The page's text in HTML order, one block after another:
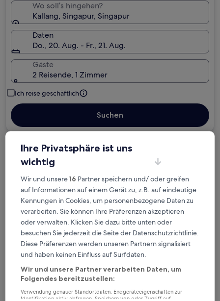
Wo soll’s hingehen?
Kallang, Singapur, Singapur
Daten
Do., 20. Aug. - Fr., 21. Aug.
Gäste
2 Reisende, 1 Zimmer
Ich reise geschäftlich
Suchen
Kostenlose Stornierung bei
Planänderungen
Verdiene Prämien für jede
wahrgenommene Übernachtung
Mehr sparen mit Preisen für Mitglieder
Überprüfe die Preise für diese Daten
6. Aug. - 7. Aug.
7. Aug. - 8. Aug.
Ihre Privatsphäre ist uns
wichtig
Wir und unsere16 Partner speichern und/ oder greifen
auf Informationen auf einem Gerät zu, z.B. auf eindeutige
Kennungen in Cookies, um personenbezogene Daten zu
verarbeiten. Sie können Ihre Präferenzen akzeptieren
oder verwalten. Klicken Sie dazu bitte unten oder
besuchen Sie jederzeit die Seite der Datenschutzrichtlinie.
Diese Präferenzen werden unseren Partnern signalisiert
und haben keinen Einfluss auf Surfdaten.
Wir und unsere Partner verarbeiten Daten, um
Folgendes bereitzustellen:
Verwendung genauer Standortdaten. Endgeräteeigenschaften zur
Identifikation aktiv abfragen. Speichern von oder Zugriff auf